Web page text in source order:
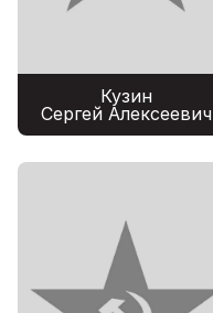
Кузин
Сергей Алексеевич